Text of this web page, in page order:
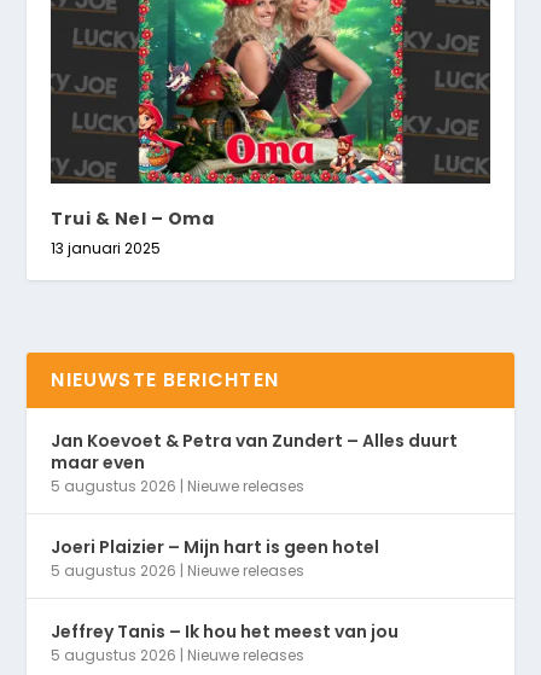
Trui & Nel – Oma
13 januari 2025
NIEUWSTE BERICHTEN
Jan Koevoet & Petra van Zundert – Alles duurt
maar even
5 augustus 2026 | Nieuwe releases
Joeri Plaizier – Mijn hart is geen hotel
5 augustus 2026 | Nieuwe releases
Jeffrey Tanis – Ik hou het meest van jou
5 augustus 2026 | Nieuwe releases